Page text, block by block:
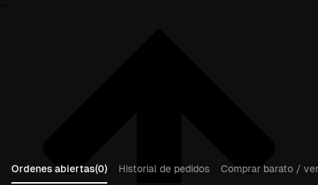
Ordenes abiertas(0) Historial de pedidos
Comprar barato /